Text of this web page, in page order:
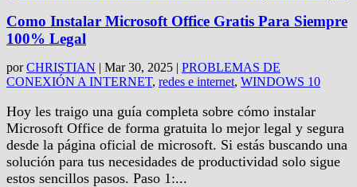
Como Instalar Microsoft Office Gratis Para Siempre
100% Legal
porCHRISTIAN | Mar 30, 2025 | PROBLEMAS DE
CONEXIÓN A INTERNET, redes e internet, WINDOWS 10
Hoy les traigo una guía completa sobre cómo instalar
Microsoft Office de forma gratuita lo mejor legal y segura
desde la página oficial de microsoft. Si estás buscando una
solución para tus necesidades de productividad solo sigue
estos sencillos pasos. Paso 1:...